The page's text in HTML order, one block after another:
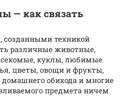
— как связать
техникой
различные животные,
куклы, любимые
цветы, овощи и фрукты,
обихода и многие
предмета ничем